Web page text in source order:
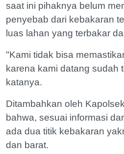
saat ini pihaknya belum
penyebab dari kebakaran
luas lahan yang terbakar
"Kami tidak bisa
karena kami datang sudah
katanya.
Ditambahkan oleh
bahwa, sesuai informasi
ada dua titik kebakaran
dan barat.